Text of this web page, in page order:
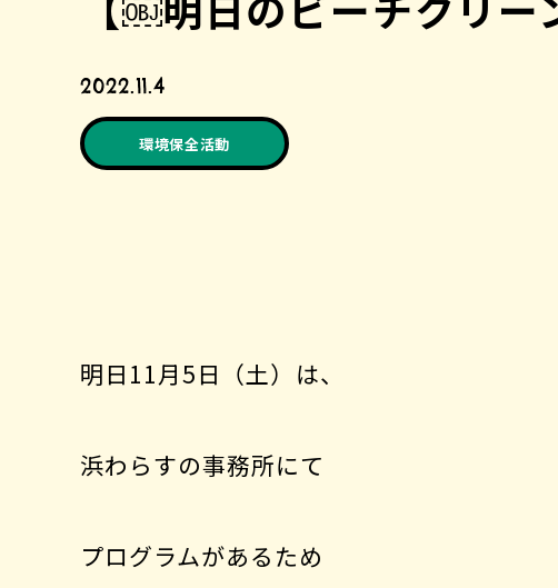
2022.11.4
環境保全活動
明日11月5日（土）は、
浜わらすの事務所にて
プログラムがあるため